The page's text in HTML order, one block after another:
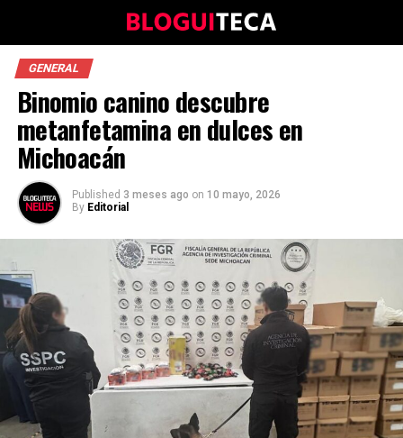
GENERAL
Binomio canino descubre
metanfetamina en dulces en
Michoacán
Published 3 meses ago on 10 mayo, 2026
By Editorial